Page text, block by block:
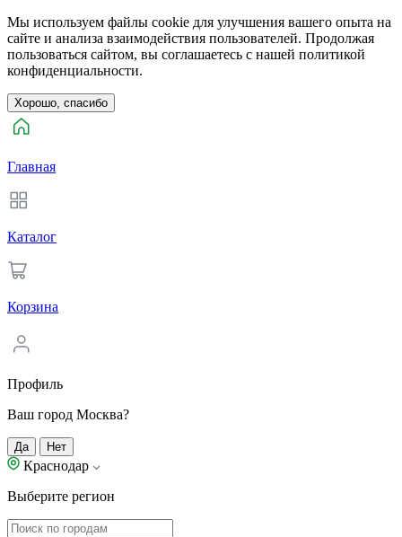
Мы используем файлы cookie для улучшения вашего опыта на
сайте и анализа взаимодействия пользователей. Продолжая
пользоваться сайтом, вы соглашаетесь с нашей политикой
конфиденциальности.
Хорошо, спасибо
Главная
Каталог
Корзина
Профиль
Ваш город Москва?
Да Нет
Краснодар
Выберите регион